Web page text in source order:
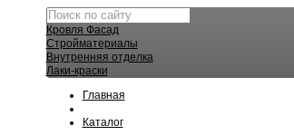
Кровля Фасад
Стройматериалы
Внутренняя отделка
Лаки-краски
Главная
Каталог